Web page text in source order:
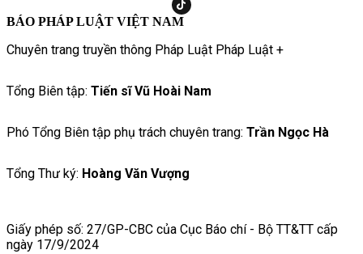
BÁO PHÁP LUẬT VIỆT NAM
Chuyên trang truyền thông Pháp Luật Pháp Luật +
Tổng Biên tập: Tiến sĩ Vũ Hoài Nam
Phó Tổng Biên tập phụ trách chuyên trang: Trần Ngọc Hà
Tổng Thư ký: Hoàng Văn Vượng
Giấy phép số: 27/GP-CBC của Cục Báo chí - Bộ TT&TT cấp
ngày 17/9/2024